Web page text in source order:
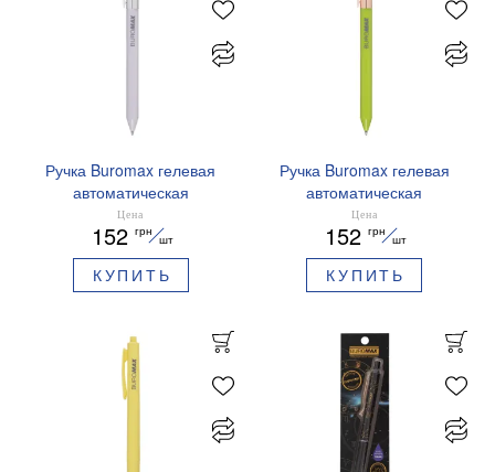
Ручка Buromax гелевая
автоматическая
PRESTIGE SILVER 0,5 мм
синие чернила BM.83102
Цена
152 грн
шт
КУПИТЬ
Ручка Buromax гелевая
автоматическая
PRESTIGE GOLD 0,5 мм
синие чернила BM.83101
Цена
152 грн
шт
КУПИТЬ